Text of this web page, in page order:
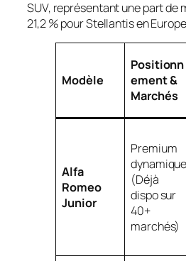
SUV, représentant une part de
21,2 % pour Stellantis en
Modèle
Positionn
ement &
Marchés
Alfa
Romeo
Junior
Premium
dynamique
(Déjà
dispo sur
40+
marchés)